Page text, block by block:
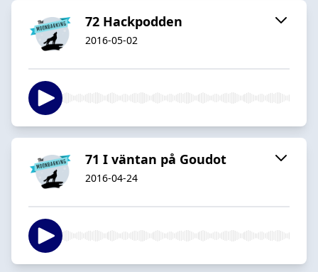
72 Hackpodden
2016-05-02
71 I väntan på Goudot
2016-04-24